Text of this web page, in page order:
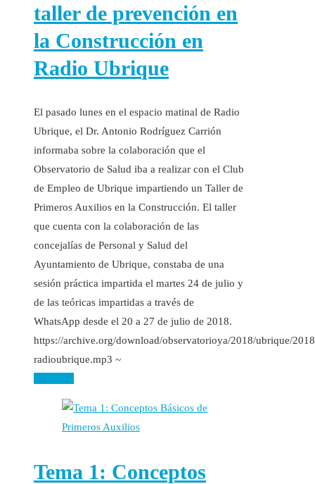
taller de prevención en
la Construcción en
Radio Ubrique
El pasado lunes en el espacio matinal de Radio
Ubrique, el Dr. Antonio Rodríguez Carrión
informaba sobre la colaboración que el
Observatorio de Salud iba a realizar con el Club
de Empleo de Ubrique impartiendo un Taller de
Primeros Auxilios en la Construcción. El taller
que cuenta con la colaboración de las
concejalías de Personal y Salud del
Ayuntamiento de Ubrique, constaba de una
sesión práctica impartida el martes 24 de julio y
de las teóricas impartidas a través de
WhatsApp desde el 20 a 27 de julio de 2018.
https://archive.org/download/observatorioya/2018/ubrique/
radioubrique.mp3 ~
Tema 1: Conceptos